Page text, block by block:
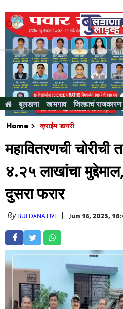
बुलडाणा खामगाव जिल्ह्याचं राजकारण
Home क्राईम डायरी
महावितरणची चोरीची
४.२५ लाखांचा
दुसरा फरार
By BULDANA LIVE Jun 16, 2025,